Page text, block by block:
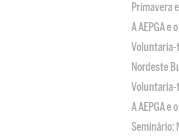
Primavera
A AEPGA
Voluntaria-
Nordeste
Voluntaria-
A AEPGA
Seminário: